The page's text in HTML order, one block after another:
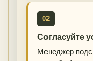
02
Согласуйте
Менеджер